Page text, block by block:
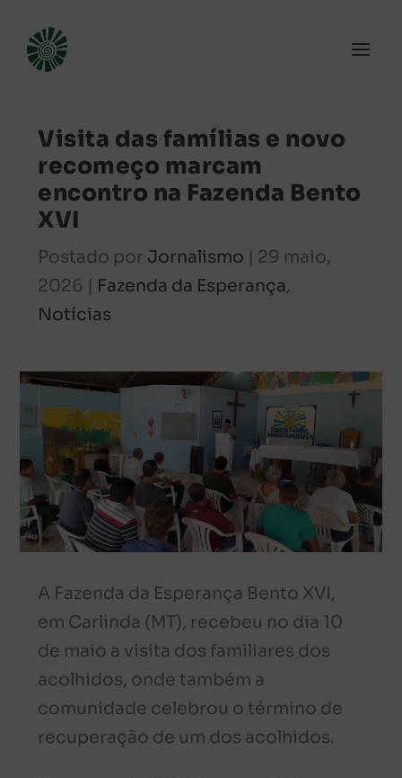
Visita das famílias e novo
recomeço marcam
encontro na Fazenda Bento
XVI
Postado por Jornalismo | 29 maio,
2026 | Fazenda da Esperança,
Notícias
A Fazenda da Esperança Bento XVI,
em Carlinda (MT), recebeu no dia 10
de maio a visita dos familiares dos
acolhidos, onde também a
comunidade celebrou o término de
recuperação de um dos acolhidos.